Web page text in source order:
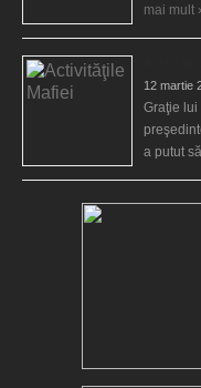
mai mult
12 martie
Graţie lui
a putut